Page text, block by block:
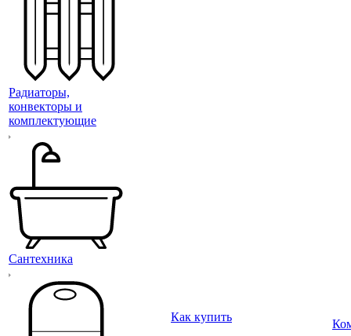
Радиаторы,
конвекторы и
комплектующие
Сантехника
Как купить